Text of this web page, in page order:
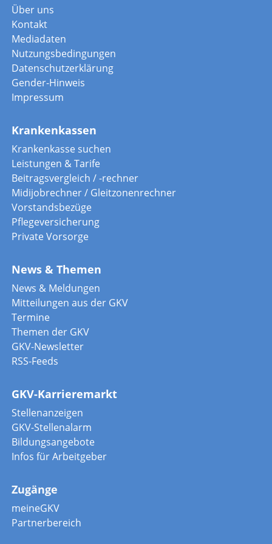
Über uns
Kontakt
Mediadaten
Nutzungsbedingungen
Datenschutzerklärung
Gender-Hinweis
Impressum
Krankenkassen
Krankenkasse suchen
Leistungen & Tarife
Beitragsvergleich / -rechner
Midijobrechner / Gleitzonenrechner
Vorstandsbezüge
Pflegeversicherung
Private Vorsorge
News & Themen
News & Meldungen
Mitteilungen aus der GKV
Termine
Themen der GKV
GKV-Newsletter
RSS-Feeds
GKV-Karrieremarkt
Stellenanzeigen
GKV-Stellenalarm
Bildungsangebote
Infos für Arbeitgeber
Zugänge
meineGKV
Partnerbereich